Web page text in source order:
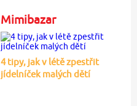
Mimibazar
4 tipy, jak v létě zpestřit
jídelníček malých dětí